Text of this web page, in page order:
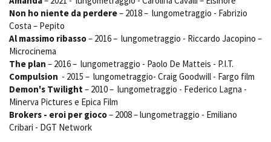
FILM DATABASE
BOOK DATABASE
NEWS
CASTING
Stage - Tirocini - Scuola e
Elenco Operatori Economici
economia
Non ho niente da perdere– 2018 – lungometraggio - Fabrizio
Costa – Pepito
Al massimo ribasso– 2016 – lungometraggio - Riccardo Jacopino –
Microcinema
The plan – 2016 – lungometraggio - Paolo De Matteis - P.I.T.
Compulsion - 2015 – lungometraggio- Craig Goodwill - Fargo film
Demon's Twilight– 2010 – lungometraggio - Federico Lagna -
Minerva Pictures e Epica Film
Brokers - eroi per gioco– 2008 – lungometraggio - Emiliano
Cribari - DGT Network